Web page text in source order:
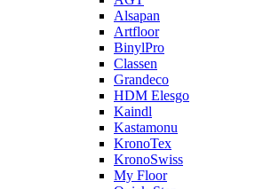
Alsapan
Artfloor
BinylPro
Classen
Grandeco
HDM Elesgo
Kaindl
Kastamonu
KronoTex
KronoSwiss
My Floor